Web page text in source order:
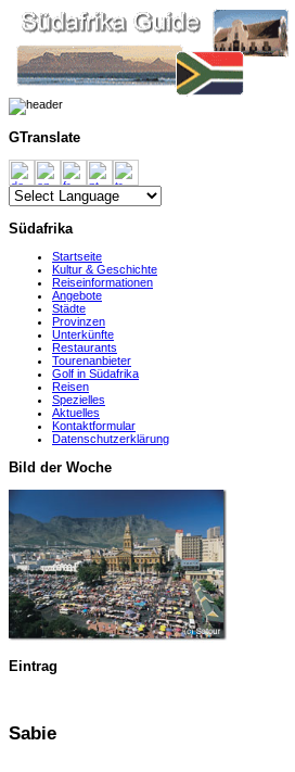
GTranslate
Südafrika
Startseite
Kultur & Geschichte
Reiseinformationen
Angebote
Städte
Provinzen
Unterkünfte
Restaurants
Tourenanbieter
Golf in Südafrika
Reisen
Spezielles
Aktuelles
Kontaktformular
Datenschutzerklärung
Bild der Woche
Eintrag
Sabie